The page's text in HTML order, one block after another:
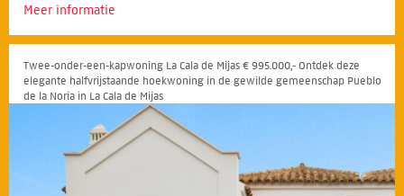
Meer informatie
Twee-onder-een-kapwoning La Cala de Mijas € 995.000,- Ontdek deze
elegante halfvrijstaande hoekwoning in de gewilde gemeenschap Pueblo
de la Noria in La Cala de Mijas